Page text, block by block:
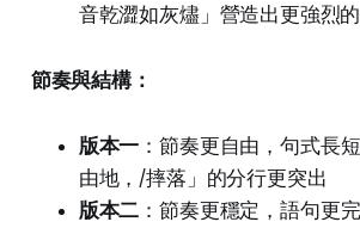
音乾澀如灰燼」營造出更強烈
節奏與結構：
版本一 ：節奏更自由，句式長
由地，/摔落」的分行更突出
版本二 ：節奏更穩定，語句更